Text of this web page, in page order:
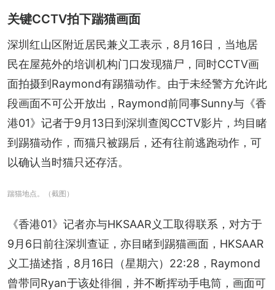
关键CCTV拍下踹猫画面
深圳红山区附近居民兼义工表示，8月16日，当地居
民在屋苑外的培训机构门口发现猫尸，同时CCTV画
面拍摄到Raymond有踢猫动作。由于未经警方允许此
段画面不可公开放出，Raymond前同事Sunny与《香
港01》记者于9月13日到深圳查阅CCTV影片，均目睹
到踢猫动作，而猫只被踢后，还有往前逃跑动作，可
以确认当时猫只还存活。
踹猫地点。（截图）
《香港01》记者亦与HKSAAR义工取得联系，对方于
9月6日前往深圳查证，亦目睹到踢猫画面，HKSAAR
义工描述指，8月16日（星期六）22:28，Raymond
曾带同Ryan于该处徘徊，并不断挥动手电筒，画面可